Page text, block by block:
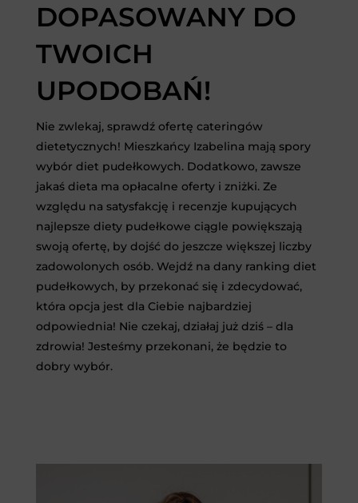
DOPASOWANY DO
TWOICH
UPODOBAŃ!
Nie zwlekaj, sprawdź ofertę cateringów
dietetycznych! Mieszkańcy Izabelina mają spory
wybór diet pudełkowych. Dodatkowo, zawsze
jakaś dieta ma opłacalne oferty i zniżki. Ze
względu na satysfakcję i recenzje kupujących
najlepsze diety pudełkowe ciągle powiększają
swoją ofertę, by dojść do jeszcze większej liczby
zadowolonych osób. Wejdź na dany ranking diet
pudełkowych, by przekonać się i zdecydować,
która opcja jest dla Ciebie najbardziej
odpowiednia! Nie czekaj, działaj już dziś – dla
zdrowia! Jesteśmy przekonani, że będzie to
dobry wybór.